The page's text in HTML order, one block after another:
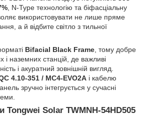
, N-Type технологію та біфасціальну
використовувати не лише пряме
а й відбите світло з тильної
Bifacial Black Frame, тому добре
і наземних станцій, де важливі
і акуратний зовнішній вигляд.
4.10-351 / MC4-EVO2A і кабелю
зручно інтегрується у сучасні
Tongwei Solar TWMNH-54HD505